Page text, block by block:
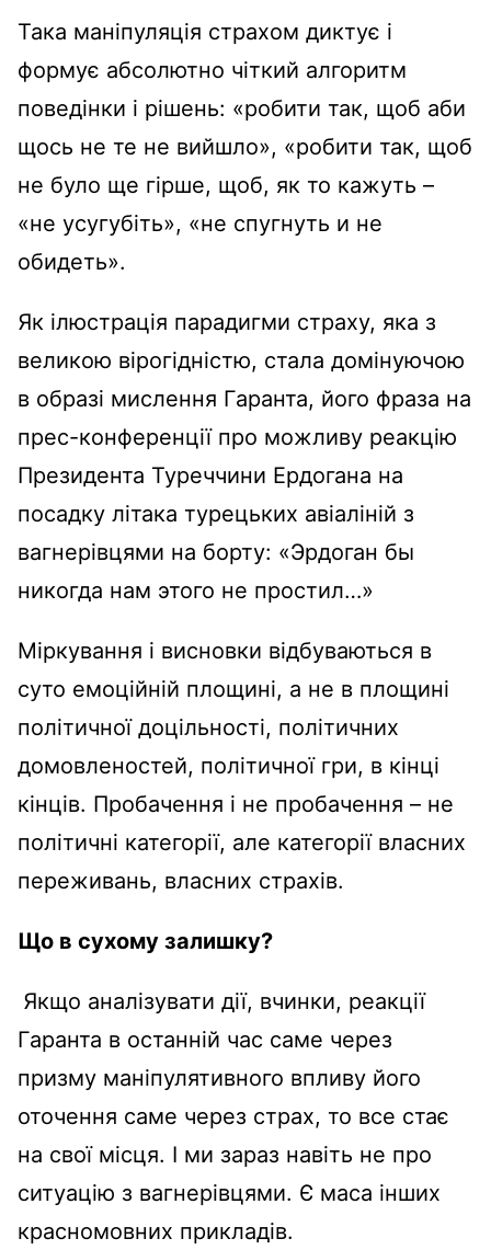
Така маніпуляція страхом диктує і
формує абсолютно чіткий алгоритм
поведінки і рішень: «робити так, щоб аби
щось не те не вийшло», «робити так, щоб
не було ще гірше, щоб, як то кажуть –
«не усугубіть», «не спугнуть и не
обидеть».
Як ілюстрація парадигми страху, яка з
великою вірогідністю, стала домінуючою
в образі мислення Гаранта, його фраза на
прес-конференції про можливу реакцію
Президента Туреччини Ердогана на
посадку літака турецьких авіаліній з
вагнерівцями на борту: «Эрдоган бы
никогда нам этого не простил…»
Міркування і висновки відбуваються в
суто емоційній площині, а не в площині
політичної доцільності, політичних
домовленостей, політичної гри, в кінці
кінців. Пробачення і не пробачення – не
політичні категорії, але категорії власних
переживань, власних страхів.
Що в сухому залишку?
Якщо аналізувати дії, вчинки, реакції
Гаранта в останній час саме через
призму маніпулятивного впливу його
оточення саме через страх, то все стає
на свої місця. І ми зараз навіть не про
ситуацію з вагнерівцями. Є маса інших
красномовних прикладів.